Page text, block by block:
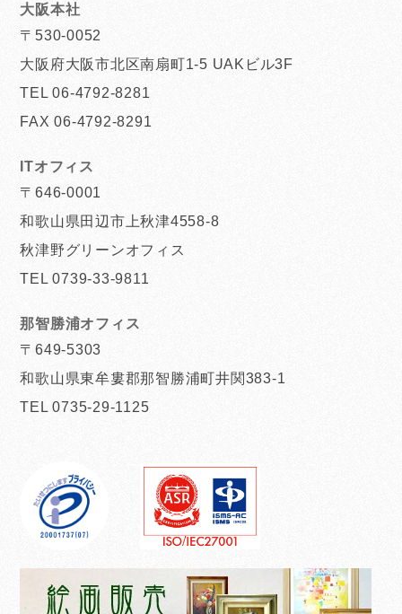
大阪本社
〒530-0052
大阪府大阪市北区南扇町1-5 UAKビル3F
TEL 06-4792-8281
FAX 06-4792-8291
ITオフィス
〒646-0001
和歌山県田辺市上秋津4558-8
秋津野グリーンオフィス
TEL 0739-33-9811
那智勝浦オフィス
〒649-5303
和歌山県東牟婁郡那智勝浦町井関383-1
TEL 0735-29-1125